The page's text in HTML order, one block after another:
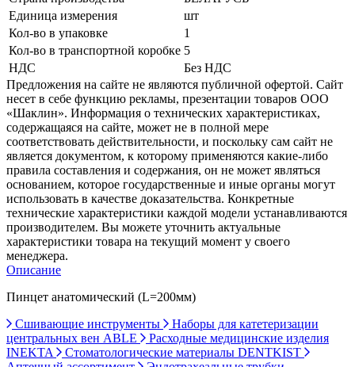
Единица измерения
шт
Кол-во в упаковке
1
Кол-во в транспортной коробке 5
НДС
Без НДС
Предложения на сайте не являются публичной офертой. Сайт
несет в себе функцию рекламы, презентации товаров ООО
«Шаклин». Информация о технических характеристиках,
содержащаяся на сайте, может не в полной мере
соответствовать действительности, и поскольку сам сайт не
является документом, к которому применяются какие-либо
правила составления и содержания, он не может являться
основанием, которое государственные и иные органы могут
использовать в качестве доказательства. Конкретные
технические характеристики каждой модели устанавливаются
производителем. Вы можете уточнить актуальные
характеристики товара на текущий момент у своего
менеджера.
Описание
Пинцет анатомический (L=200мм)
Сшивающие инструменты
Наборы для катетеризации
центральных вен ABLE
Расходные медицинские изделия
INEKTA
Стоматологические материалы DENTKIST